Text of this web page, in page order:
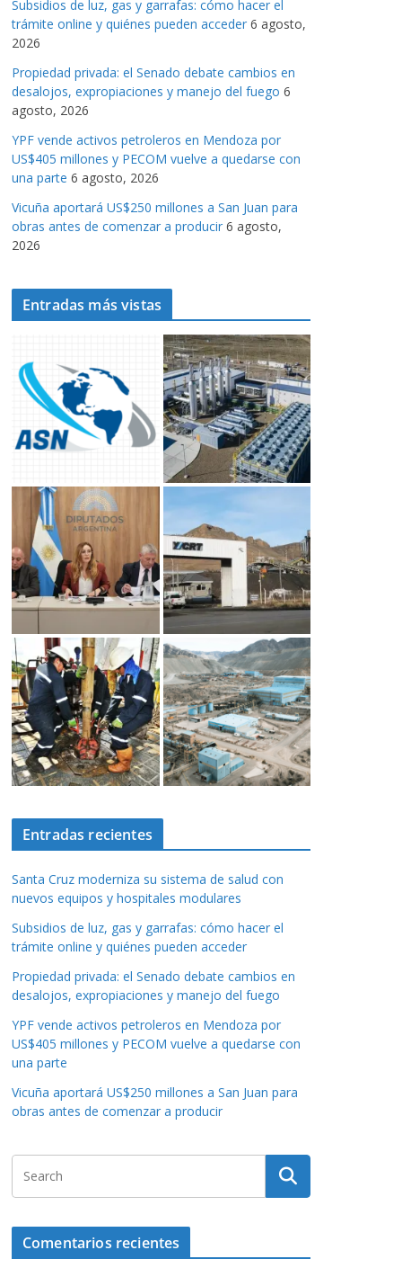
a
s
Subsidios de luz, gas y garrafas: cómo hacer el
trámite online y quiénes pueden acceder 6 agosto,
2026
Propiedad privada: el Senado debate cambios en
desalojos, expropiaciones y manejo del fuego 6
agosto, 2026
YPF vende activos petroleros en Mendoza por
US$405 millones y PECOM vuelve a quedarse con
una parte 6 agosto, 2026
Vicuña aportará US$250 millones a San Juan para
obras antes de comenzar a producir 6 agosto,
2026
Entradas más vistas
Entradas recientes
Santa Cruz moderniza su sistema de salud con
nuevos equipos y hospitales modulares
Subsidios de luz, gas y garrafas: cómo hacer el
trámite online y quiénes pueden acceder
Propiedad privada: el Senado debate cambios en
desalojos, expropiaciones y manejo del fuego
YPF vende activos petroleros en Mendoza por
US$405 millones y PECOM vuelve a quedarse con
una parte
Vicuña aportará US$250 millones a San Juan para
obras antes de comenzar a producir
Comentarios recientes